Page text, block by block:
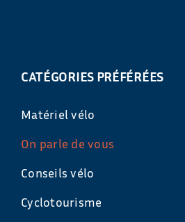
CATÉGORIES PRÉFÉRÉES
Matériel vélo
On parle de vous
Conseils vélo
Cyclotourisme